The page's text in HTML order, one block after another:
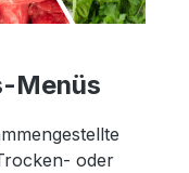
Menüs
oder